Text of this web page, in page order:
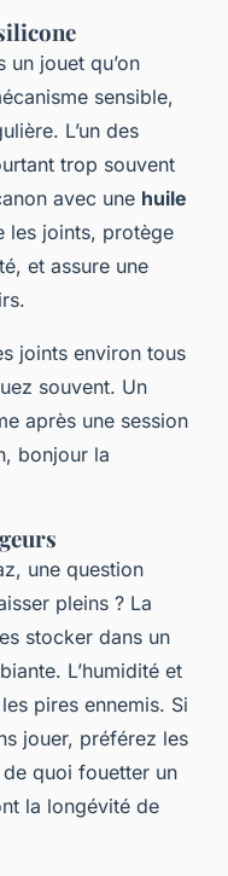
un jouet qu’on
sensible,
L’un des
trop souvent
avec une huile
les joints, protège
et assure une
joints environ tous
souvent. Un
après une session
bonjour la
une question
pleins ? La
stocker dans un
L’humidité et
pires ennemis. Si
jouer, préférez les
quoi fouetter un
la longévité de